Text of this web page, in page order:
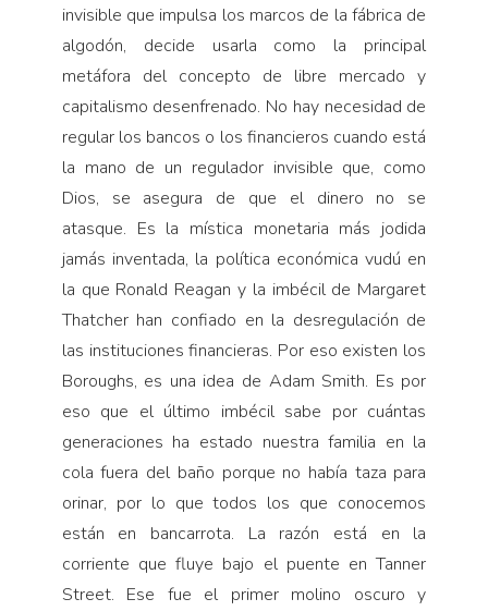
invisible que impulsa los marcos de la fábrica de
algodón, decide usarla como la principal
metáfora del concepto de libre mercado y
capitalismo desenfrenado. No hay necesidad de
regular los bancos o los financieros cuando está
la mano de un regulador invisible que, como
Dios, se asegura de que el dinero no se
atasque. Es la mística monetaria más jodida
jamás inventada, la política económica vudú en
la que Ronald Reagan y la imbécil de Margaret
Thatcher han confiado en la desregulación de
las instituciones financieras. Por eso existen los
Boroughs, es una idea de Adam Smith. Es por
eso que el último imbécil sabe por cuántas
generaciones ha estado nuestra familia en la
cola fuera del baño porque no había taza para
orinar, por lo que todos los que conocemos
están en bancarrota. La razón está en la
corriente que fluye bajo el puente en Tanner
Street. Ese fue el primer molino oscuro y